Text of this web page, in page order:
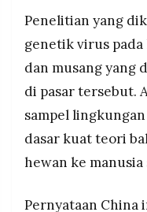
Penelitian yang
genetik virus
dan musang yang
di pasar tersebut.
sampel
dasar kuat teori
hewan ke manusia
Pernyataan China